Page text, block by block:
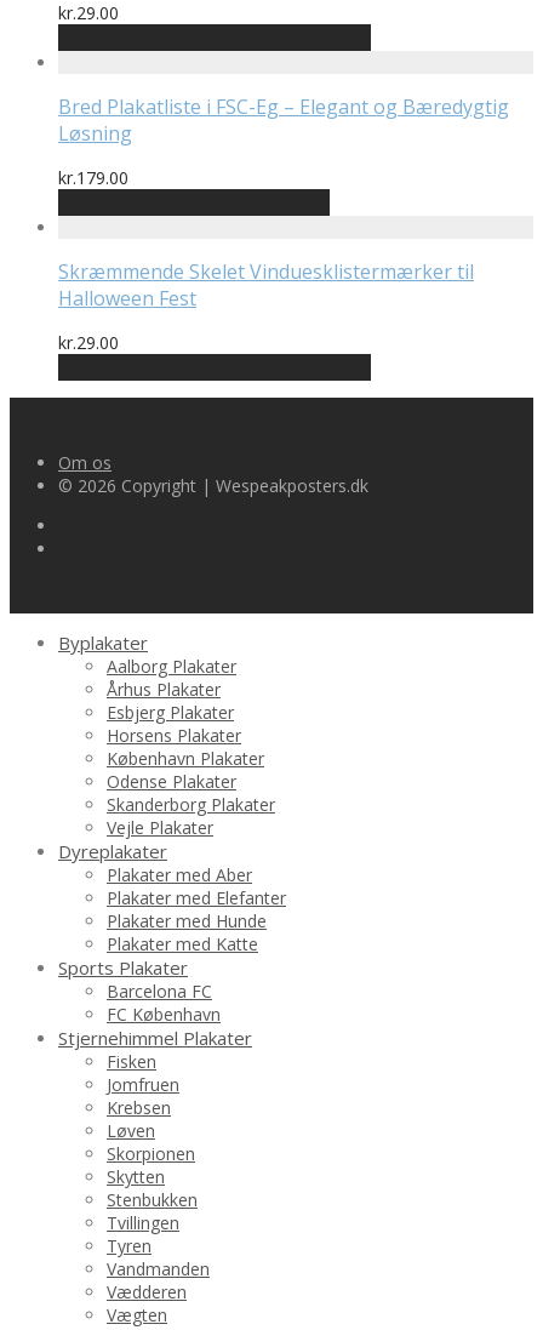
kr.29.00
Bred Plakatliste i FSC-Eg – Elegant og Bæredygtig
Løsning
kr.179.00
Skræmmende Skelet Vinduesklistermærker til
Halloween Fest
kr.29.00
Om os
© 2026 Copyright | Wespeakposters.dk
Byplakater
Aalborg Plakater
Århus Plakater
Esbjerg Plakater
Horsens Plakater
København Plakater
Odense Plakater
Skanderborg Plakater
Vejle Plakater
Dyreplakater
Plakater med Aber
Plakater med Elefanter
Plakater med Hunde
Plakater med Katte
Sports Plakater
Barcelona FC
FC København
Stjernehimmel Plakater
Fisken
Jomfruen
Krebsen
Løven
Skorpionen
Skytten
Stenbukken
Tvillingen
Tyren
Vandmanden
Vædderen
Vægten